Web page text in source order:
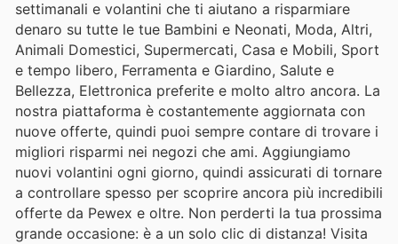
settimanali e volantini che ti aiutano a risparmiare
denaro su tutte le tue Bambini e Neonati, Moda, Altri,
Animali Domestici, Supermercati, Casa e Mobili, Sport
e tempo libero, Ferramenta e Giardino, Salute e
Bellezza, Elettronica preferite e molto altro ancora. La
nostra piattaforma è costantemente aggiornata con
nuove offerte, quindi puoi sempre contare di trovare i
migliori risparmi nei negozi che ami. Aggiungiamo
nuovi volantini ogni giorno, quindi assicurati di tornare
a controllare spesso per scoprire ancora più incredibili
offerte da Pewex e oltre. Non perderti la tua prossima
grande occasione: è a un solo clic di distanza! Visita